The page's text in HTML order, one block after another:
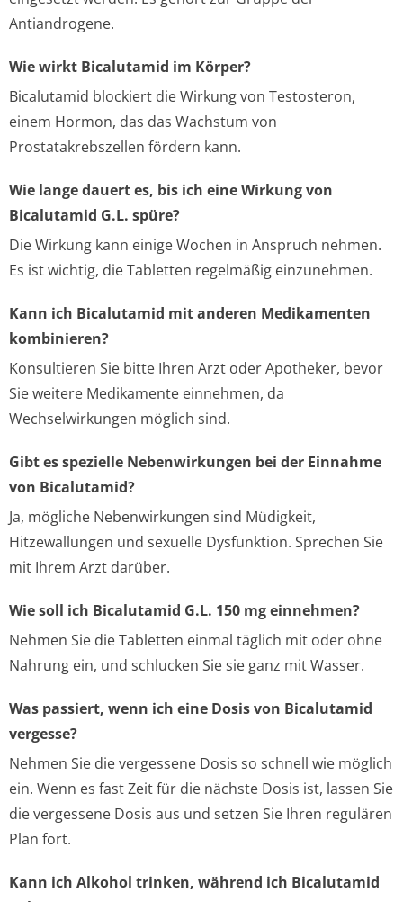
Antiandrogene.
Wie wirkt Bicalutamid im Körper?
Bicalutamid blockiert die Wirkung von Testosteron,
einem Hormon, das das Wachstum von
Prostatakrebszellen fördern kann.
Wie lange dauert es, bis ich eine Wirkung von
Bicalutamid G.L. spüre?
Die Wirkung kann einige Wochen in Anspruch nehmen.
Es ist wichtig, die Tabletten regelmäßig einzunehmen.
Kann ich Bicalutamid mit anderen Medikamenten
kombinieren?
Konsultieren Sie bitte Ihren Arzt oder Apotheker, bevor
Sie weitere Medikamente einnehmen, da
Wechselwirkungen möglich sind.
Gibt es spezielle Nebenwirkungen bei der Einnahme
von Bicalutamid?
Ja, mögliche Nebenwirkungen sind Müdigkeit,
Hitzewallungen und sexuelle Dysfunktion. Sprechen Sie
mit Ihrem Arzt darüber.
Wie soll ich Bicalutamid G.L. 150 mg einnehmen?
Nehmen Sie die Tabletten einmal täglich mit oder ohne
Nahrung ein, und schlucken Sie sie ganz mit Wasser.
Was passiert, wenn ich eine Dosis von Bicalutamid
vergesse?
Nehmen Sie die vergessene Dosis so schnell wie möglich
ein. Wenn es fast Zeit für die nächste Dosis ist, lassen Sie
die vergessene Dosis aus und setzen Sie Ihren regulären
Plan fort.
Kann ich Alkohol trinken, während ich Bicalutamid